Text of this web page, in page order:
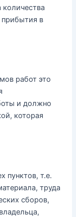
количества
прибытия в
работ это
и должно
, которая
пунктов,т.е.
,труда
сборов,
владельца,